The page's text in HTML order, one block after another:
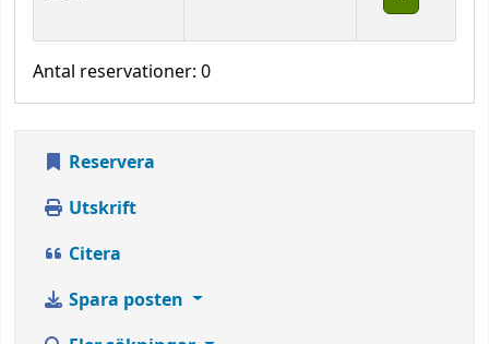
Antal reservationer: 0
Reservera
Utskrift
Citera
Spara posten